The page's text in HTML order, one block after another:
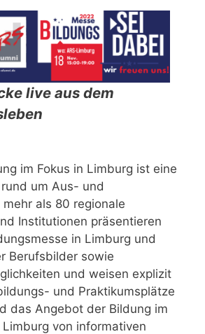
live aus dem
im Fokus in Limburg ist eine
um Aus- und
als 80 regionale
Institutionen präsentieren
in Limburg und
Berufsbilder sowie
und weisen explizit
und Praktikumsplätze
das Angebot der Bildung im
Limburg von informativen